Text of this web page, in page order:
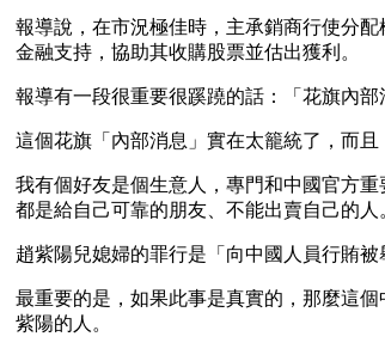
報導說，在市況極佳時，主承銷商行使分
金融支持，協助其收購股票並估出獲利。
報導有一段很重要很蹊蹺的話：「花旗內
這個花旗「內部消息」實在太籠統了，而
我有個好友是個生意人，專門和中國官方
都是給自己可靠的朋友、不能出賣自己的人
趙紫陽兒媳婦的罪行是「向中國人員行賄
最重要的是，如果此事是真實的，那麼這
紫陽的人。